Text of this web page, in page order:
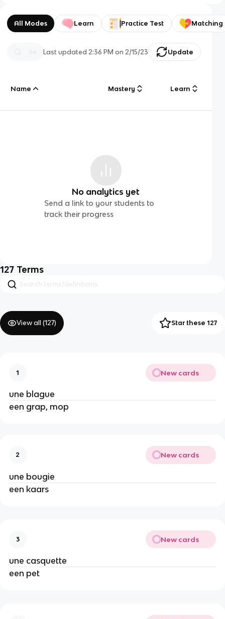
All Modes Learn Practice Test Matching
Last updated 2:36 PM on 2/15/23 Update
Name Mastery Learn
No analytics yet
Send a link to your students to
track their progress
127 Terms
View all (127) Star these 127
1 New cards
une blague
een grap, mop
2 New cards
une bougie
een kaars
3 New cards
une casquette
een pet